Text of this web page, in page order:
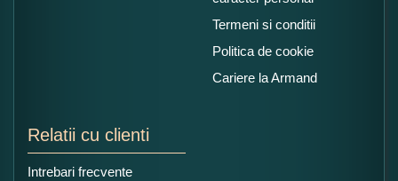
Termeni si conditii
Politica de cookie
Cariere la Armand
Relatii cu clienti
Intrebari frecvente